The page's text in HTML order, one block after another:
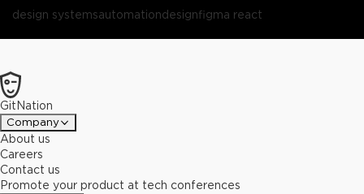
design systemsautomationdesignfigma react
GitNation
Company
About us
Careers
Contact us
Promote your product at tech conferences